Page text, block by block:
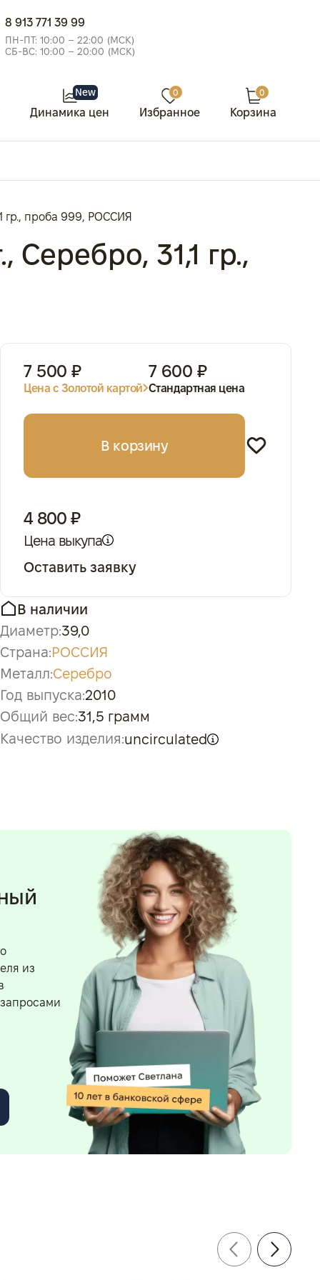
8 913 771 39 99
ПН-ПТ: 10:00 – 22:00 (МСК)
СБ-ВС: 10:00 – 20:00 (МСК)
New
Динамика цен
0
Избранное
0
Корзина
гр., проба 999, РОССИЯ
31,1 гр.,
7 500 ₽
Цена с Золотой картой
7 600 ₽
Стандартная цена
В корзину
4 800 ₽
Цена выкупа
Оставить заявку
В наличии
Диаметр:39,0
Страна:РОССИЯ
Металл:Серебро
Год выпуска:2010
Общий вес:31,5 грамм
Качество изделия:uncirculated
из